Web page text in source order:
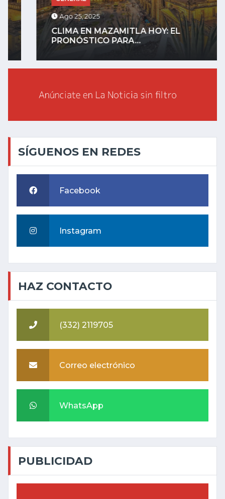
Ago 25, 2025
CLIMA EN MAZAMITLA HOY: EL
PRONÓSTICO PARA...
SÍGUENOS EN REDES
Facebook
Instagram
HAZ CONTACTO
(332) 2119705
Correo electrónico
WhatsApp
PUBLICIDAD